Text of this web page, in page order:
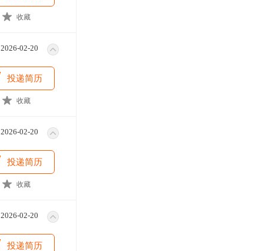
收藏
2026-02-20
投递简历
收藏
2026-02-20
投递简历
收藏
2026-02-20
投递简历